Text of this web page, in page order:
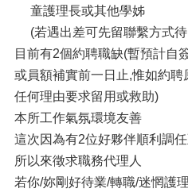
童護理長或其他學姊
(若遇出差可先留聯繫方式
目前有2個約聘職缺(暫預計自
或員額補實前一日止,惟如約
任何理由要求留用或救助)
本所工作氣氛環境友善
這次因為有2位好夥伴順利調
所以來徵求職務代理人
若你/妳剛好待業/轉職/迷惘護